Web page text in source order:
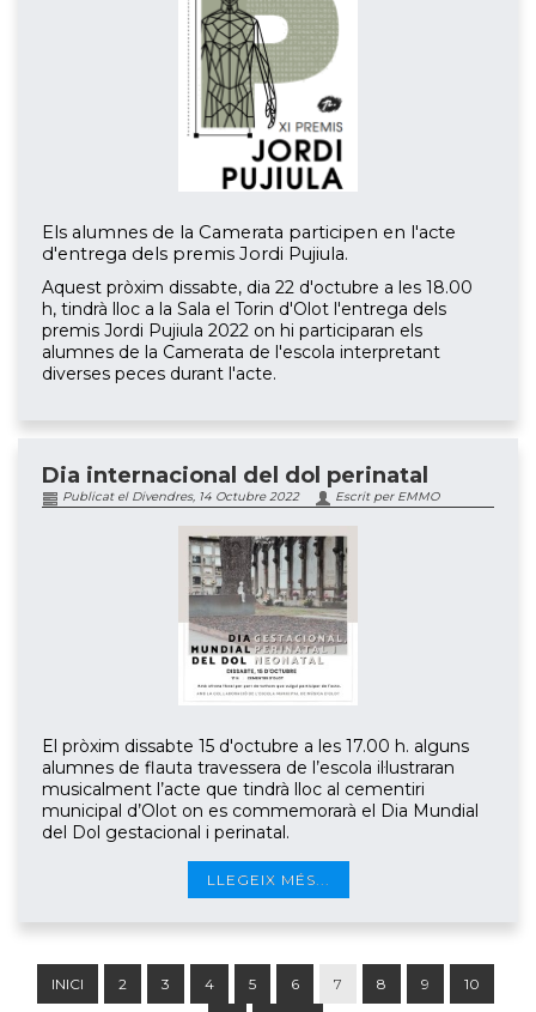
Els alumnes de la Camerata participen en l'acte
d'entrega dels premis Jordi Pujiula.
Aquest pròxim dissabte, dia 22 d'octubre a les 18.00
h, tindrà lloc a la Sala el Torin d'Olot l'entrega dels
premis Jordi Pujiula 2022 on hi participaran els
alumnes de la Camerata de l'escola interpretant
diverses peces durant l'acte.
Dia internacional del dol perinatal
Publicat el Divendres, 14 Octubre 2022 Escrit per EMMO
El pròxim dissabte 15 d'octubre a les 17.00 h. alguns
alumnes de flauta travessera de l’escola il·lustraran
musicalment l’acte que tindrà lloc al cementiri
municipal d’Olot on es commemorarà el Dia Mundial
del Dol gestacional i perinatal.
LLEGEIX MÉS...
INICI 2 3 4 5 6 7 8 9 10